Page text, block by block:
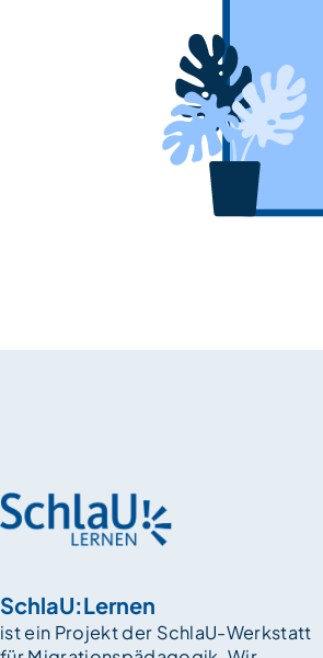
SchlaU:Lernen
ist ein Projekt der SchlaU-Werkstatt